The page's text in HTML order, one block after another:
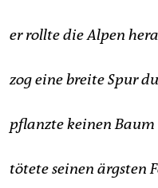
er rollte die Alpen
zog eine breite Spur
pflanzte keinen Baum
tötete seinen ärgsten